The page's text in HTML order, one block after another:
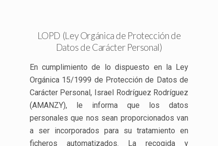
LOPD (Ley Orgánica de Protección de
Datos de Carácter Personal)
En cumplimiento de lo dispuesto en la Ley
Orgánica 15/1999 de Protección de Datos de
Carácter Personal, Israel Rodríguez Rodríguez
(AMANZY), le informa que los datos
personales que nos sean proporcionados van
a ser incorporados para su tratamiento en
ficheros automatizados. La recogida y